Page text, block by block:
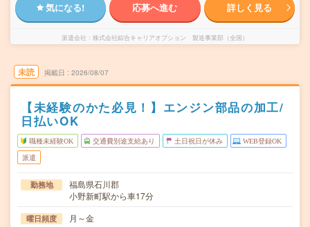
気になる! 応募へ進む 詳しく見る
派遣会社 株式会社綜合キャリアオプション 製造事業部（全国）
未読 掲載日 2026/08/07
【未経験のかた必見！】エンジン部品の加工/
日払いOK
職種未経験OK 交通費別途支給あり 土日祝日が休み WEB登録OK
派遣
勤務地
福島県石川郡
小野新町駅から車17分
曜日頻度 月～金